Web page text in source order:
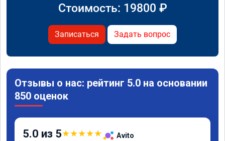
Стоимость: 19800 ₽
Записаться Задать вопрос
Отзывы о нас: рейтинг 5.0 на основании
850 оценок
5.0 из 5★★★★★ Avito